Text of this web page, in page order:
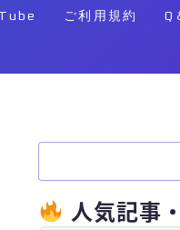
ご利用規約 Q
人気記事